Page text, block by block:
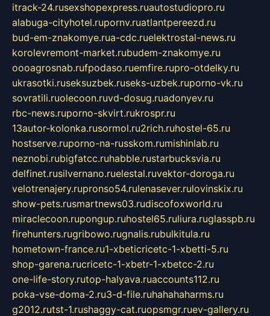
itrack-24.rusexshopexpress.ruautostudiopro.ru
alabuga-cityhotel.rupornv.ruatlantpereezd.ru
bud-em-znakomye.rua-cdc.ruelektrostal-news.ru
korolevremont-market.rubudem-znakomye.ru
oooagrosnab.rufpodaso.ruemfire.rupro-otdelky.ru
ukrasotki.ruseksuzbek.ruseks-uzbek.ruporno-vk.ru
sovratili.ruolecoon.ruvd-dosug.ruadonyev.ru
rbc-news.ruporno-skvirt.rukrospr.ru
13autor-kolonka.rusormol.ru2rich.ruhostel-65.ru
hostserve.ruporno-na-russkom.rumishinlab.ru
neznobi.rubigfatcc.ruhabble.rustarbucksvia.ru
delfinet.rusilvernano.ruelestal.ruvektor-doroga.ru
velotrenajery.rupronso54.rulenasever.rulovinskix.ru
show-pets.rusmartnews03.rudiscofoxworld.ru
miraclecoon.rupongup.ruhostel65.ruliura.ruglasspb.ru
firehunters.rugribowo.rugnalis.rubulkitula.ru
hometown-france.ru1-xbeticricetc-1-xbetti-5.ru
shop-garena.rucricetc-1-xbetr-1-xbetcc-2.ru
one-life-story.rutop-halyava.ruaccounts112.ru
poka-vse-doma-2.ru3-d-file.ruhahahaharms.ru
g2012.rutst-1.rushaggy-cat.ruopsmgr.ruev-gallery.ru